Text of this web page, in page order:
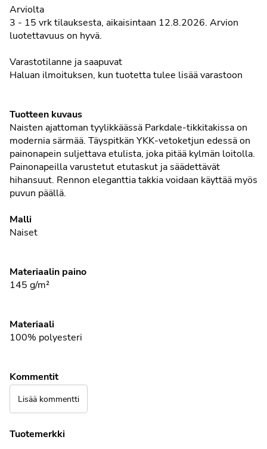
Arviolta
3 - 15 vrk tilauksesta, aikaisintaan 12.8.2026. Arvion
luotettavuus on hyvä.
Varastotilanne ja saapuvat
Haluan ilmoituksen, kun tuotetta tulee lisää varastoon
Tuotteen kuvaus
Naisten ajattoman tyylikkäässä Parkdale-tikkitakissa on
modernia särmää. Täyspitkän YKK-vetoketjun edessä on
painonapein suljettava etulista, joka pitää kylmän loitolla.
Painonapeilla varustetut etutaskut ja säädettävät
hihansuut. Rennon eleganttia takkia voidaan käyttää myös
puvun päällä.
Malli
Naiset
Materiaalin paino
145 g/m²
Materiaali
100% polyesteri
Kommentit
Lisää kommentti
Tuotemerkki